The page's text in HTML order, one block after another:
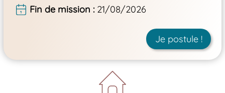
Fin de mission
21/08/2026
Je postule !